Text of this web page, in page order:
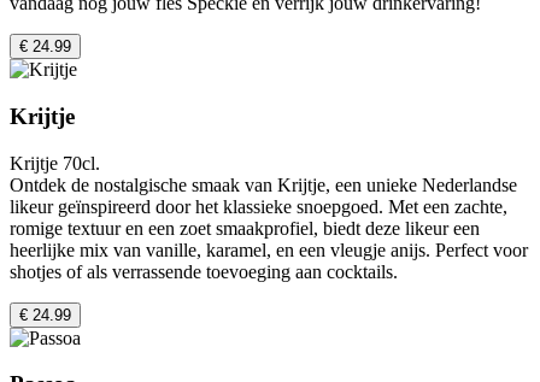
€ 24.99
Krijtje
Krijtje 70cl.
Ontdek de nostalgische smaak van Krijtje, een unieke Nederlandse
likeur geïnspireerd door het klassieke snoepgoed. Met een zachte,
romige textuur en een zoet smaakprofiel, biedt deze likeur een
heerlijke mix van vanille, karamel, en een vleugje anijs. Perfect voor
shotjes of als verrassende toevoeging aan cocktails.
€ 24.99